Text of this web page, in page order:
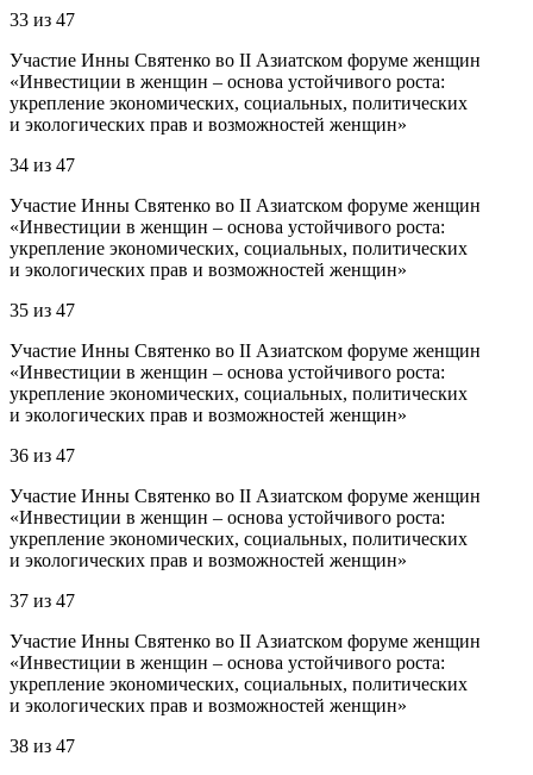
33 из 47
Участие Инны Святенко во II Азиатском форуме женщин
«Инвестиции в женщин – основа устойчивого роста:
укрепление экономических, социальных, политических
и экологических прав и возможностей женщин»
34 из 47
Участие Инны Святенко во II Азиатском форуме женщин
«Инвестиции в женщин – основа устойчивого роста:
укрепление экономических, социальных, политических
и экологических прав и возможностей женщин»
35 из 47
Участие Инны Святенко во II Азиатском форуме женщин
«Инвестиции в женщин – основа устойчивого роста:
укрепление экономических, социальных, политических
и экологических прав и возможностей женщин»
36 из 47
Участие Инны Святенко во II Азиатском форуме женщин
«Инвестиции в женщин – основа устойчивого роста:
укрепление экономических, социальных, политических
и экологических прав и возможностей женщин»
37 из 47
Участие Инны Святенко во II Азиатском форуме женщин
«Инвестиции в женщин – основа устойчивого роста:
укрепление экономических, социальных, политических
и экологических прав и возможностей женщин»
38 из 47